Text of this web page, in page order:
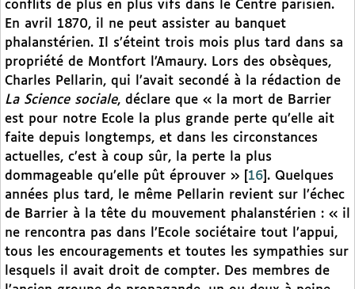
conflits de plus en plus vifs dans le Centre parisien.
En avril 1870, il ne peut assister au banquet
phalanstérien. Il s’éteint trois mois plus tard dans sa
propriété de Montfort l’Amaury. Lors des obsèques,
Charles Pellarin, qui l’avait secondé à la rédaction de
La Science sociale, déclare que « la mort de Barrier
est pour notre Ecole la plus grande perte qu’elle ait
faite depuis longtemps, et dans les circonstances
actuelles, c’est à coup sûr, la perte la plus
dommageable qu’elle pût éprouver »
16 . Quelques
années plus tard, le même Pellarin revient sur l’échec
de Barrier à la tête du mouvement phalanstérien : « il
ne rencontra pas dans l’Ecole sociétaire tout l’appui,
tous les encouragements et toutes les sympathies sur
lesquels il avait droit de compter. Des membres de